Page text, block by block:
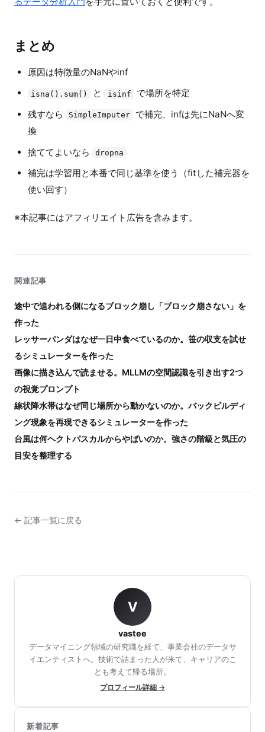
まとめ
原因は特徴量のNaNやinf
isna().sum() と isinf
で場所を特定
残すなら
SimpleImputer
で補完、infは先にNaNへ変
換
捨ててよいなら
dropna
補完は学習用と本番で同じ基準を使う（fitした補完器を
使い回す）
※本記事にはアフィリエイト広告を含みます。
関連記事
途中で追われる側になるブロック崩し「ブロック崩さない」を
作った
レッサーパンダはなぜ一日中食べているのか。笹の収支を試せ
るシミュレーターを作った
画像に描き込んで読ませる。MLLMの空間認識を引き出す2つ
の視覚プロンプト
線状降水帯はなぜ同じ場所から動かないのか。バックビルディ
ング現象を再現できるシミュレーターを作った
台風は何ヘクトパスカルからやばいのか。強さの階級と気圧の
目安を整理する
← 記事一覧に戻る
V
vastee
データマイニング領域の研究職を経て、事業会社のデータサ
イエンティストへ。技術で詰まった人が来て、キャリアのこ
とも考えて帰る場所。
プロフィール詳細 →
新着記事